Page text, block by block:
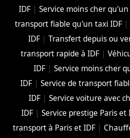
IDF |Service moins cher
transport fiable qu'un taxi IDF |
IDF |Transfert depuis ou
transport rapide à IDF|
IDF |Service moins cher
IDF |Service de transport
IDF| Service voiture avec
IDF |Service prestige Paris et
transport à Paris et IDF |